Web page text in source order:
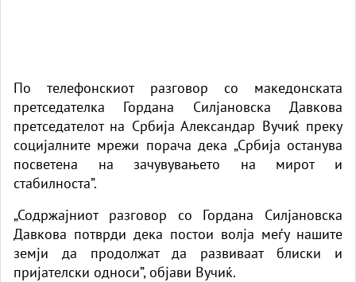
По телефонскиот разговор со македонската
претседателка Гордана Силјановска Давкова
претседателот на Србија Александар Вучиќ преку
социјалните мрежи порача дека „Србија останува
посветена на зачувувањето на мирот и
стабилноста”.
„Содржајниот разговор со Гордана Силјановска
Давкова потврди дека постои волја меѓу нашите
земји да продолжат да развиваат блиски и
пријателски односи”, објави Вучиќ.